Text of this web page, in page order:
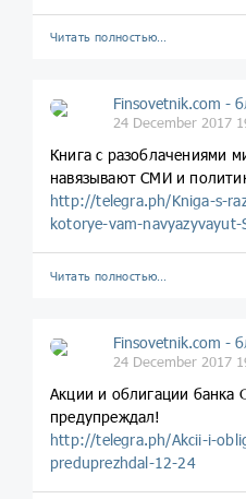
Читать полностью…
Finsovetnik.com -
24 December 2017
Книга с разоблачениями
навязывают СМИ и
http://telegra.ph/Kniga-s-
kotorye-vam-
Читать полностью…
Finsovetnik.com -
24 December 2017
Акции и облигации банка
предупреждал!
http://telegra.ph/Akcii-i-
preduprezhdal-12-24